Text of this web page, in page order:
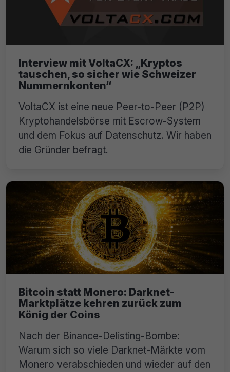
Interview mit VoltaCX: „Kryptos
tauschen, so sicher wie Schweizer
Nummernkonten“
VoltaCX ist eine neue Peer-to-Peer (P2P)
Kryptohandelsbörse mit Escrow-System
und dem Fokus auf Datenschutz. Wir haben
die Gründer befragt.
Bitcoin statt Monero: Darknet-
Marktplätze kehren zurück zum
König der Coins
Nach der Binance-Delisting-Bombe:
Warum sich so viele Darknet-Märkte vom
Monero verabschieden und wieder auf den